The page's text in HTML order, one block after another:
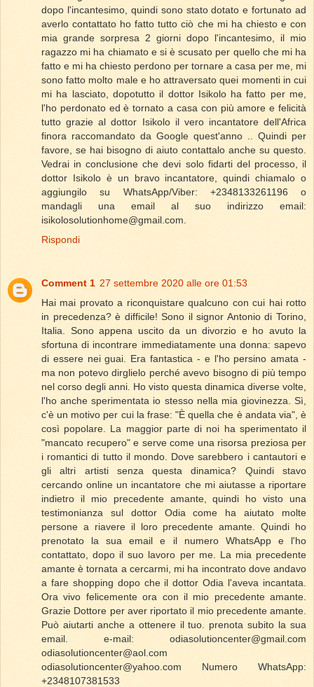
dopo l'incantesimo, quindi sono stato dotato e fortunato ad
averlo contattato ho fatto tutto ciò che mi ha chiesto e con
mia grande sorpresa 2 giorni dopo l'incantesimo, il mio
ragazzo mi ha chiamato e si è scusato per quello che mi ha
fatto e mi ha chiesto perdono per tornare a casa per me, mi
sono fatto molto male e ho attraversato quei momenti in cui
mi ha lasciato, dopotutto il dottor Isikolo ha fatto per me,
l'ho perdonato ed è tornato a casa con più amore e felicità
tutto grazie al dottor Isikolo il vero incantatore dell'Africa
finora raccomandato da Google quest'anno .. Quindi per
favore, se hai bisogno di aiuto contattalo anche su questo.
Vedrai in conclusione che devi solo fidarti del processo, il
dottor Isikolo è un bravo incantatore, quindi chiamalo o
aggiungilo su WhatsApp/Viber: +2348133261196 o
mandagli una email al suo indirizzo email:
isikolosolutionhome@gmail.com.
Rispondi
Comment 1 27 settembre 2020 alle ore 01:53
Hai mai provato a riconquistare qualcuno con cui hai rotto
in precedenza? è difficile! Sono il signor Antonio di Torino,
Italia. Sono appena uscito da un divorzio e ho avuto la
sfortuna di incontrare immediatamente una donna: sapevo
di essere nei guai. Era fantastica - e l'ho persino amata -
ma non potevo dirglielo perché avevo bisogno di più tempo
nel corso degli anni. Ho visto questa dinamica diverse volte,
l'ho anche sperimentata io stesso nella mia giovinezza. Sì,
c'è un motivo per cui la frase: "È quella che è andata via", è
così popolare. La maggior parte di noi ha sperimentato il
"mancato recupero" e serve come una risorsa preziosa per
i romantici di tutto il mondo. Dove sarebbero i cantautori e
gli altri artisti senza questa dinamica? Quindi stavo
cercando online un incantatore che mi aiutasse a riportare
indietro il mio precedente amante, quindi ho visto una
testimonianza sul dottor Odia come ha aiutato molte
persone a riavere il loro precedente amante. Quindi ho
prenotato la sua email e il numero WhatsApp e l'ho
contattato, dopo il suo lavoro per me. La mia precedente
amante è tornata a cercarmi, mi ha incontrato dove andavo
a fare shopping dopo che il dottor Odia l'aveva incantata.
Ora vivo felicemente ora con il mio precedente amante.
Grazie Dottore per aver riportato il mio precedente amante.
Può aiutarti anche a ottenere il tuo. prenota subito la sua
email. e-mail: odiasolutioncenter@gmail.com
odiasolutioncenter@aol.com
odiasolutioncenter@yahoo.com Numero WhatsApp:
+2348107381533